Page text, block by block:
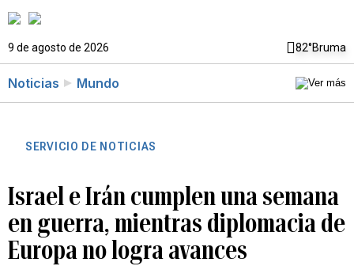
9 de agosto de 2026 82°Bruma
Noticias Mundo
SERVICIO DE NOTICIAS
Israel e Irán cumplen una semana
en guerra, mientras diplomacia de
Europa no logra avances